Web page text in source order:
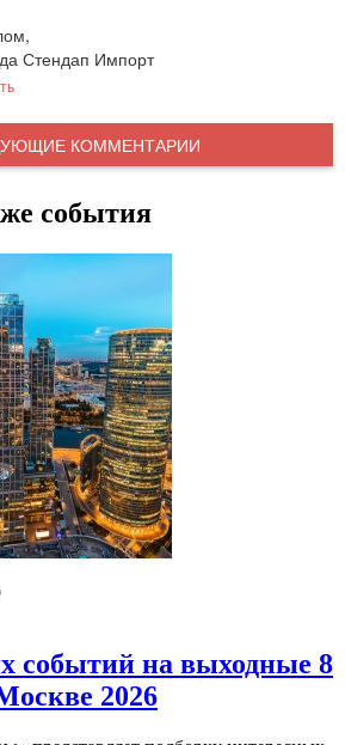
Стендап Импорт
КОММЕНТАРИИ
события
событий на выходные 8
2026